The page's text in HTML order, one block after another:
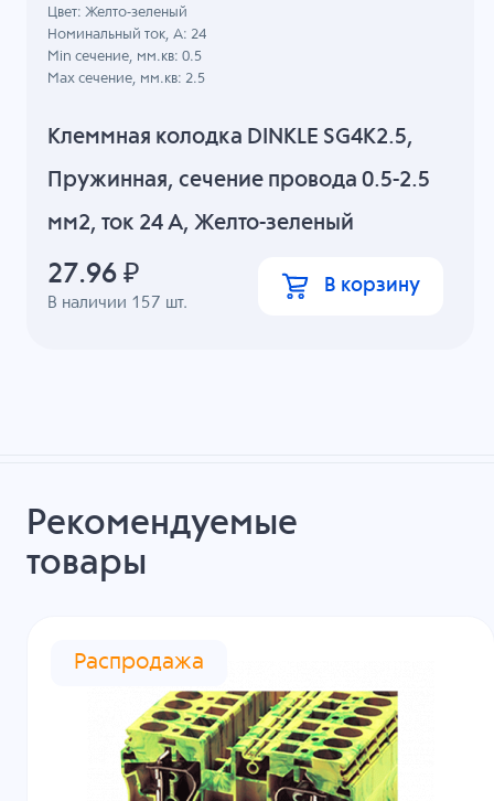
Клеммная колодка DINKLE SG4K2.5,
Пружинная, сечение провода 0.5-2.5
мм2, ток 24 A, Желто-зеленый
В наличии 157 шт.
Цвет: Желто-зеленый
Номинальный ток, А: 24
Min сечение, мм.кв: 0.5
Max сечение, мм.кв: 2.5
27.96 ₽ В корзину
Рекомендуемые
товары
Распродажа